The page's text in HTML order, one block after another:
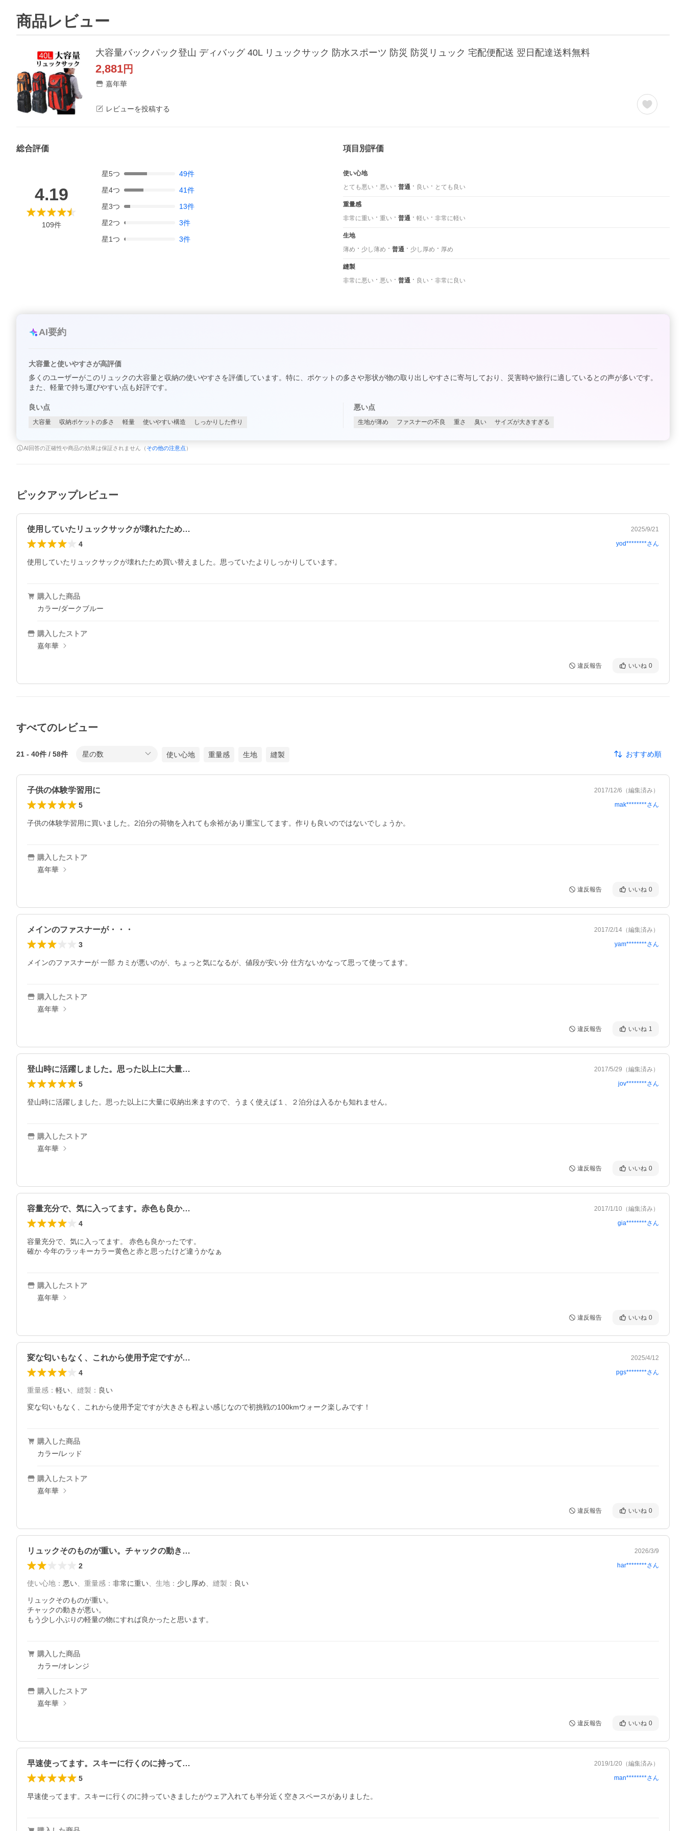
商品レビュー
大容量バックパック登山 ディバッグ 40L リュックサック 防水スポーツ 防災 防災リュック 宅配便配送 翌日配達送料無料
2,881円
嘉年華
レビューを投稿する
総合評価
4.19
109件
星5つ 49件
星4つ 41件
星3つ 13件
星2つ 3件
星1つ 3件
項目別評価
使い心地
とても悪い
悪い 普通 良い とても良い
重量感
非常に重い
重い 普通 軽い 非常に軽い
生地
薄め
少し薄め 普通 少し厚め 厚め
縫製
非常に悪い
悪い 普通 良い 非常に良い
AI要約
大容量と使いやすさが高評価
多くのユーザーがこのリュックの大容量と収納の使いやすさを評価しています。特に、ポケットの多さや形状が物の取り出しやすさに寄与しており、災害時や旅行に適しているとの声が多いです。
また、軽量で持ち運びやすい点も好評です。
良い点
大容量 収納ポケットの多さ 軽量 使いやすい構造 しっかりした作り
悪い点
生地が薄め ファスナーの不良 重さ 臭い サイズが大きすぎる
AI回答の正確性や商品の効果は保証されません（ その他の注意点 ）
ピックアップレビュー
使用していたリュックサックが壊れたため… 2025/9/21
4 yod********さん
使用していたリュックサックが壊れたため買い替えました。思っていたよりしっかりしています。
購入した商品
カラー/ダークブルー
購入したストア
嘉年華
違反報告 いいね 0
すべてのレビュー
21 - 40件 / 58件 星の数 使い心地 重量感 生地 縫製 おすすめ順
子供の体験学習用に 2017/12/6 （編集済み）
5 mak********さん
子供の体験学習用に買いました。2泊分の荷物を入れても余裕があり重宝してます。作りも良いのではないでしょうか。
購入したストア
嘉年華
違反報告 いいね 0
メインのファスナーが・・・ 2017/2/14 （編集済み）
3 yam********さん
メインのファスナーが 一部 カミが悪いのが、ちょっと気になるが、値段が安い分 仕方ないかなって思って使ってます。
購入したストア
嘉年華
違反報告 いいね 1
登山時に活躍しました。思った以上に大量… 2017/5/29 （編集済み）
5 jov********さん
登山時に活躍しました。思った以上に大量に収納出来ますので、うまく使えば１、２泊分は入るかも知れません。
購入したストア
嘉年華
違反報告 いいね 0
容量充分で、気に入ってます。赤色も良か… 2017/1/10 （編集済み）
4 gia********さん
容量充分で、気に入ってます。 赤色も良かったです。
確か 今年のラッキーカラー黄色と赤と思ったけど違うかなぁ
購入したストア
嘉年華
違反報告 いいね 0
変な匂いもなく、これから使用予定ですが… 2025/4/12
4 pgs********さん
重量感 ： 軽い、 縫製 ： 良い
変な匂いもなく、これから使用予定ですが大きさも程よい感じなので初挑戦の100kmウォーク楽しみです！
購入した商品
カラー/レッド
購入したストア
嘉年華
違反報告 いいね 0
リュックそのものが重い。チャックの動き… 2026/3/9
2 har********さん
使い心地 ： 悪い、 重量感 ： 非常に重い、 生地 ： 少し厚め、 縫製 ： 良い
リュックそのものが重い。
チャックの動きが悪い。
もう少し小ぶりの軽量の物にすれば良かったと思います。
購入した商品
カラー/オレンジ
購入したストア
嘉年華
違反報告 いいね 0
早速使ってます。スキーに行くのに持って… 2019/1/20 （編集済み）
5 man********さん
早速使ってます。スキーに行くのに持っていきましたがウェア入れても半分近く空きスペースがありました。